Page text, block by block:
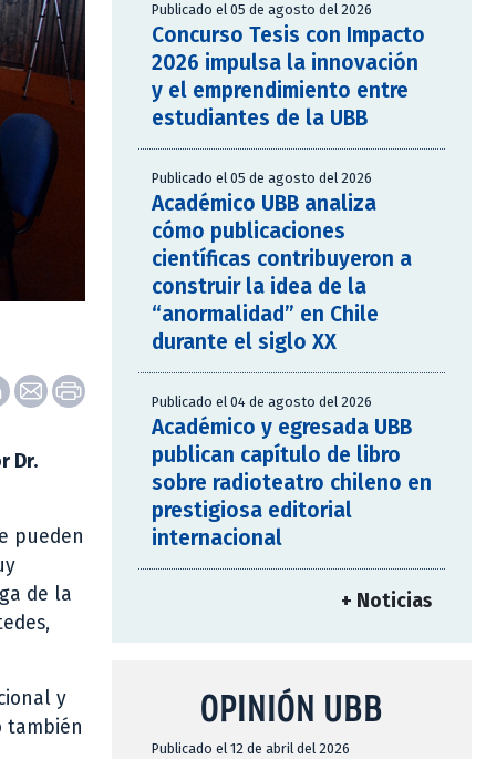
Dr.
pueden
de la
y
también
Publicado el 05 de agosto del 2026
Concurso Tesis con Impacto
2026 impulsa la innovación
y el emprendimiento entre
estudiantes de la UBB
Publicado el 05 de agosto del 2026
Académico UBB analiza
cómo publicaciones
científicas contribuyeron a
construir la idea de la
“anormalidad” en Chile
durante el siglo XX
Publicado el 04 de agosto del 2026
Académico y egresada UBB
publican capítulo de libro
sobre radioteatro chileno en
prestigiosa editorial
internacional
+ Noticias
OPINIÓN UBB
Publicado el 12 de abril del 2026